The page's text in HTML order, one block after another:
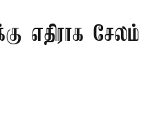
எதிராக சேலம்